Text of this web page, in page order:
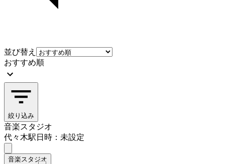
並び替え
おすすめ順
絞り込み
音楽スタジオ
代々木駅日時：未設定
音楽スタジオ